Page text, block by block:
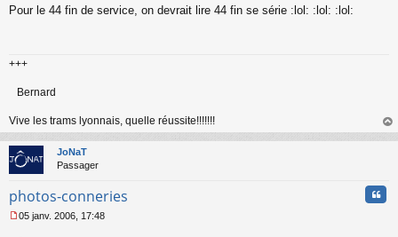
e
g
n
n
l
u
Pour le 44 fin de service, on devrait lire 44 fin se série :lol: :lol: :lol:
+++
Bernard
Vive les trams lyonnais, quelle réussite!!!!!!!
au
JoNaT
Passager
photos-conneries
05 janv. 2006, 17:48